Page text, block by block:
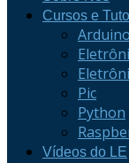
Cursos e
Arduino
Pic
Python
Vídeos do LE